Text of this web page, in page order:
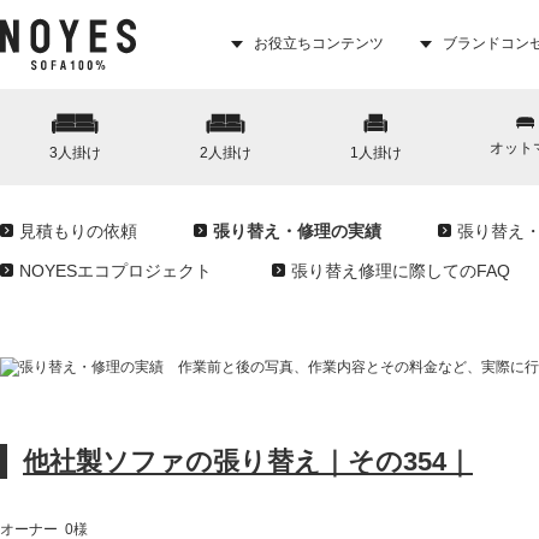
お役立ちコンテンツ ブランドコン
3人掛け 2人掛け 1人掛け オット
見積もりの依頼 張り替え・修理の実績 張り替え
NOYESエコプロジェクト 張り替え修理に際してのFAQ
他社製ソファの張り替え｜その354｜
オーナー 0様